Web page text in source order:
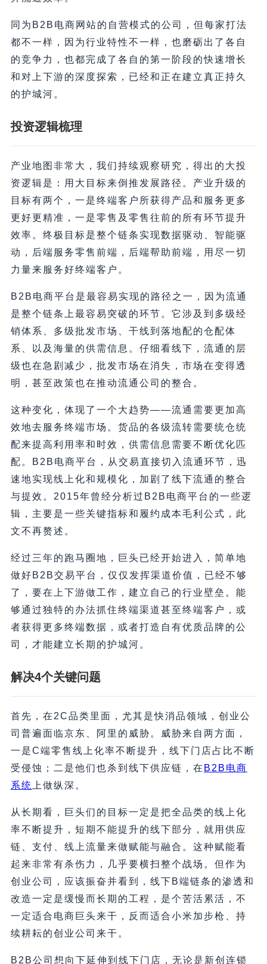
同为B2B电商网站的自营模式的公司，但每家打法
都不一样，因为行业特性不一样，也磨砺出了各自
的竞争力，也都完成了各自的第一阶段的快速增长
和对上下游的深度探索，已经和正在建立真正持久
的护城河。
投资逻辑梳理
产业地图非常大，我们持续观察研究，得出的大投
资逻辑是：用大目标来倒推发展路径。产业升级的
目标有两个，一是终端客户所获得产品和服务更多
更好更精准，一是零售及零售往前的所有环节提升
效率。终极目标是整个链条实现数据驱动、智能驱
动，后端服务零售前端，后端帮助前端，用尽一切
力量来服务好终端客户。
B2B电商平台是最容易实现的路径之一，因为流通
是整个链条上最容易突破的环节。它涉及到多级经
销体系、多级批发市场、干线到落地配的仓配体
系、以及海量的供需信息。仔细看线下，流通的层
级也在急剧减少，批发市场在消失，市场在变得透
明，甚至政策也在推动流通公司的整合。
这种变化，体现了一个大趋势——流通需要更加高
效地去服务终端市场。货品的各级流转需要统仓统
配来提高利用率和时效，供需信息需要不断优化匹
配。B2B电商平台，从交易直接切入流通环节，迅
速地实现线上化和规模化，加剧了线下流通的整合
与提效。2015年曾经分析过B2B电商平台的一些逻
辑，主要是一些关键指标和履约成本毛利公式，此
文不再赘述。
经过三年的跑马圈地，巨头已经开始进入，简单地
做好B2B交易平台，仅仅发挥渠道价值，已经不够
了，要在上下游做工作，建立自己的行业壁垒。能
够通过独特的办法抓住终端渠道甚至终端客户，或
者获得更多终端数据，或者打造自有优质品牌的公
司，才能建立长期的护城河。
解决4个关键问题
首先，在2C品类里面，尤其是快消品领域，创业公
司普遍面临京东、阿里的威胁。威胁来自两方面，
一是C端零售线上化率不断提升，线下门店占比不断
受侵蚀；二是他们也杀到线下供应链，在 B2B电商
系统 上做纵深。
从长期看，巨头们的目标一定是把全品类的线上化
率不断提升，短期不能提升的线下部分，就用供应
链、支付、线上流量来做赋能与融合。这种赋能看
起来非常有杀伤力，几乎要横扫整个战场。但作为
创业公司，应该振奋并看到，线下B端链条的渗透和
改造一定是缓慢而长期的工程，是个苦活累活，不
一定适合电商巨头来干，反而适合小米加步枪、持
续耕耘的创业公司来干。
B2B公司想向下延伸到线下门店，无论是新创连锁